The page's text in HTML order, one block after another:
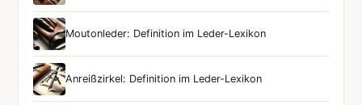
Moutonleder: Definition im Leder-Lexikon
Anreißzirkel: Definition im Leder-Lexikon